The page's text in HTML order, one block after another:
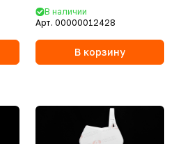
В наличии
Арт. 00000012428
В корзину